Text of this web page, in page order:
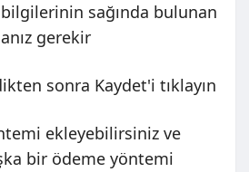
sağında bulunan
gerekir
sonra Kaydet'i tıklayın
ekleyebilirsiniz ve
bir ödeme yöntemi